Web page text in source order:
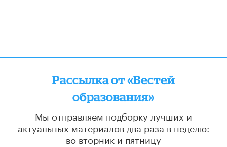
Рассылка от «Вестей
образования»
Мы отправляем подборку лучших и
актуальных материалов два раза в неделю:
во вторник и пятницу